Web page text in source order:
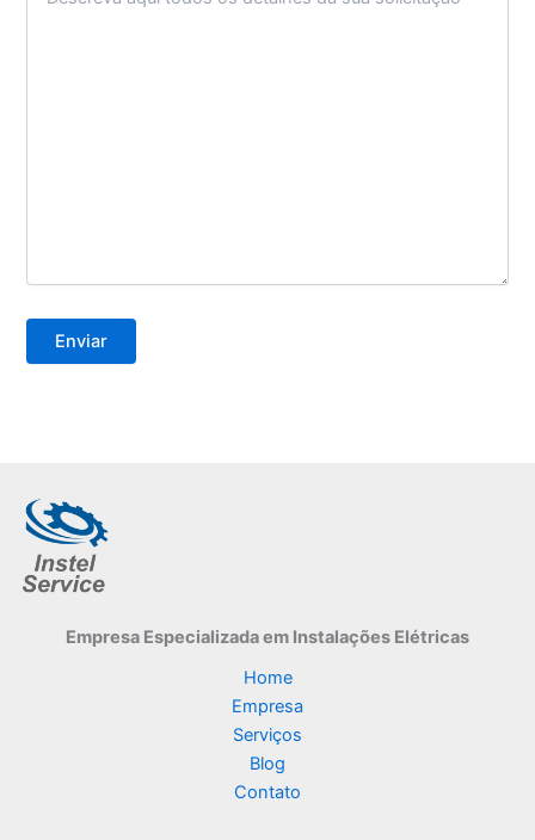
Empresa Especializadaem Instalações Elétricas
Home
Empresa
Serviços
Blog
Contato